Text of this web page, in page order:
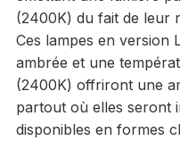
(2400K) du fait de leur
Ces lampes en version
ambrée et une
(2400K) offriront une
partout où elles seront
disponibles en formes